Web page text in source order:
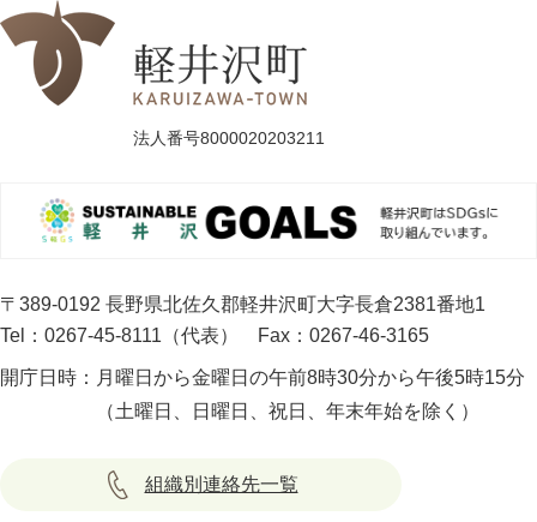
法人番号8000020203211
〒389-0192 長野県北佐久郡軽井沢町大字長倉2381番地1
Tel：0267-45-8111（代表）
Fax：0267-46-3165
開庁日時： 月曜日から金曜日の午前8時30分から午後5時15分
（土曜日、日曜日、祝日、年末年始を除く）
組織別連絡先一覧